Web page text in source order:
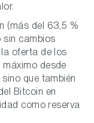
(más del 63,5 %
sin cambios
oferta de los
desde
que también
Bitcoin en
como reserva